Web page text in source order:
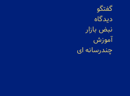
گفتگو
دیدگاه
نبض بازار
آموزش
چندرسانه ای